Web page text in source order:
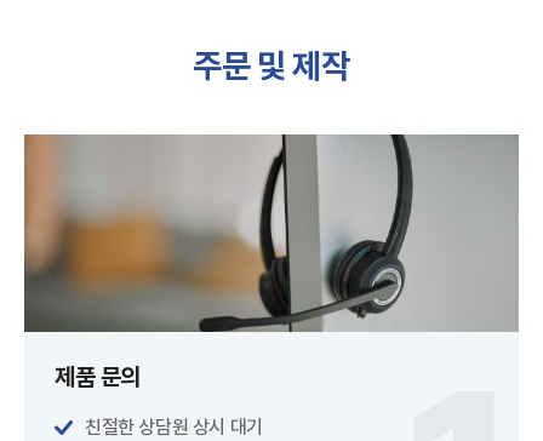
주문 및 제작
제품 문의
친절한 상담원 상시 대기